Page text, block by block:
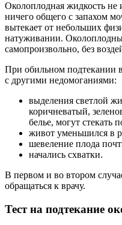
Околоплодная жидкость не
ничего общего с запахом
вытекает от небольших
натуживании.
самопроизвольно, без
При обильном подтекании
с другими недомоганиями:
выделения светлой
коричневатый,
белье, могут стекать
живот уменьшился в
шевеление плода
начались схватки.
В первом и во втором
обращаться к врачу.
Тест на подтекание